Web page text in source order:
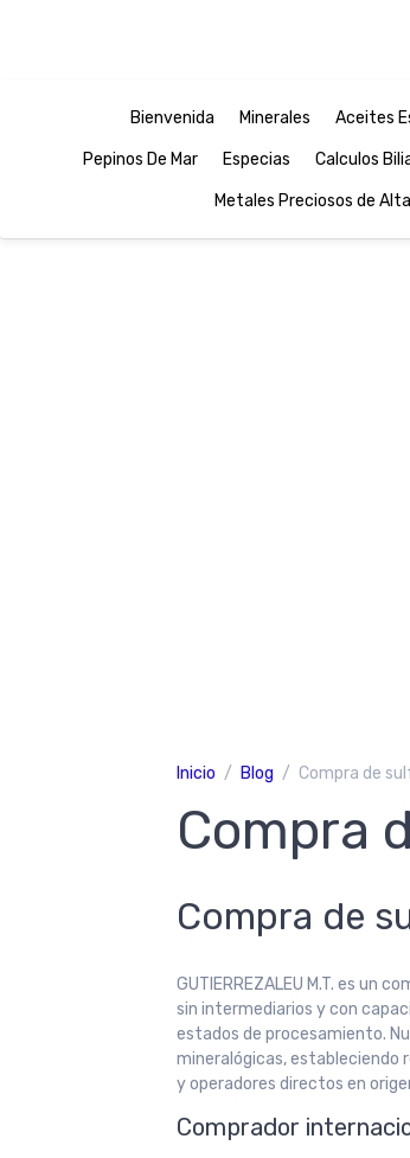
Bienvenida Minerales Aceites
Pepinos De Mar Especias Calculos
Metales Preciosos de
Inicio Blog Compra de
Compra
Compra de
GUTIERREZALEU M.T. es un
sin intermediarios y con
estados de procesamiento.
mineralógicas, estableciendo
y operadores directos en
Comprador